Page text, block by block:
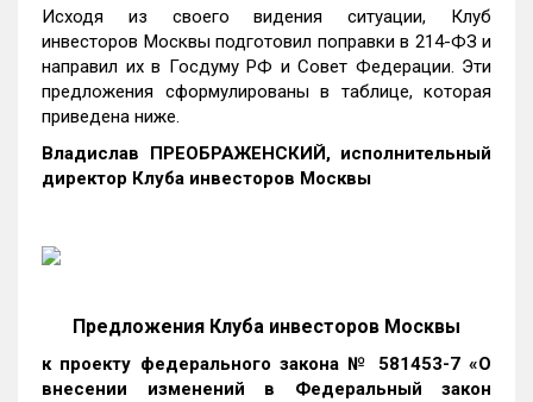
Исходя из своего видения ситуации, Клуб
инвесторов Москвы подготовил поправки в 214-ФЗ и
направил их в Госдуму РФ и Совет Федерации. Эти
предложения сформулированы в таблице, которая
приведена ниже.
Владислав ПРЕОБРАЖЕНСКИЙ, исполнительный
директор Клуба инвесторов Москвы
Предложения Клуба инвесторов Москвы
к проекту федерального закона № 581453-7 «О
внесении изменений в Федеральный закон